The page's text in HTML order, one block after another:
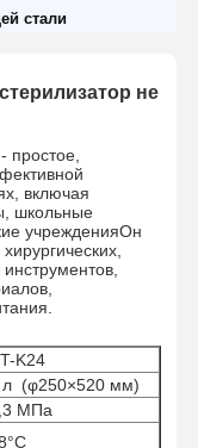
стали
не
простое,
включая
школьные
учрежденияОн
K24
(φ250×520 мм)
МПа